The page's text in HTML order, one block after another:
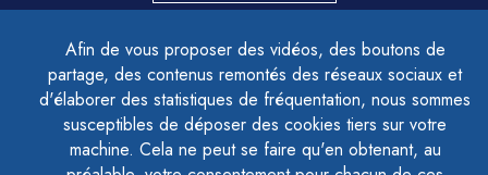
Afin de vous proposer des vidéos, des boutons de
partage, des contenus remontés des réseaux sociaux et
d'élaborer des statistiques de fréquentation, nous sommes
susceptibles de déposer des cookies tiers sur votre
machine. Cela ne peut se faire qu'en obtenant, au
ACCESSIBILITÉ - PARTIELLEMENT CONFORME
PLAN DU SITE
MENTIONS LÉGALES
CONTACTER LE DÉLÉGUÉ À LA PROTECTION DES DONNÉES
GESTION DES COOKIES